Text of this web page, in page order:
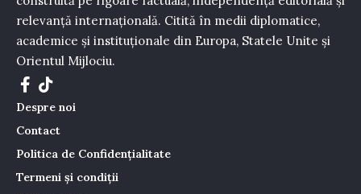
relevanță internațională. Citită în medii diplomatice,
academice și instituționale din Europa, Statele Unite și
Orientul Mijlociu.
Despre noi
Contact
Politica de Confidențialitate
Termeni și condiții